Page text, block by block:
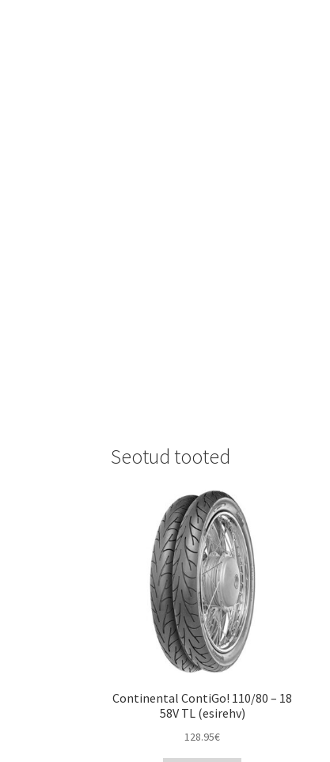
Seotud tooted
Continental ContiGo! 110/80 – 18
58V TL (esirehv)
128.95€